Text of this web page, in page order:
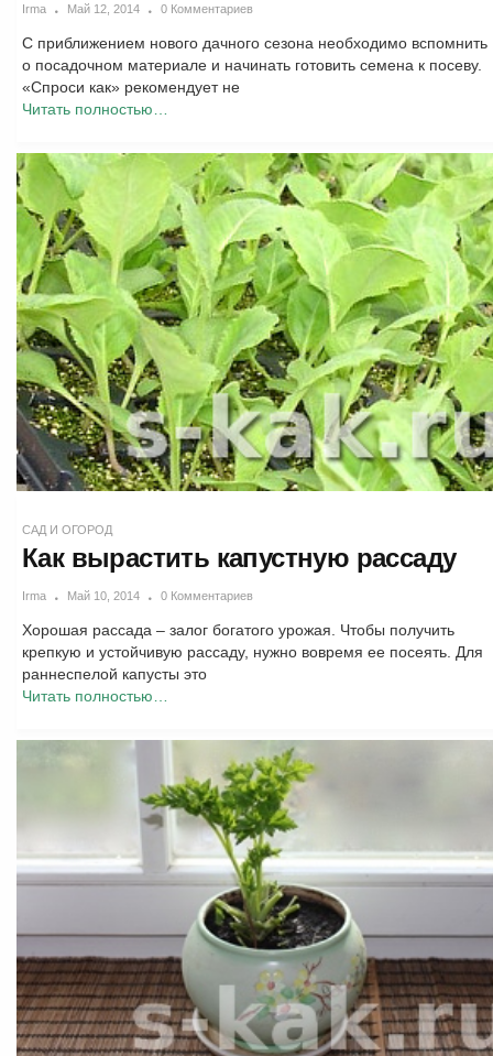
Irma Май 12, 2014 0 Комментариев
С приближением нового дачного сезона необходимо вспомнить
о посадочном материале и начинать готовить семена к посеву.
«Спроси как» рекомендует не
Читать полностью…
САД И ОГОРОД
Как вырастить капустную рассаду
Irma Май 10, 2014 0 Комментариев
Хорошая рассада – залог богатого урожая. Чтобы получить
крепкую и устойчивую рассаду, нужно вовремя ее посеять. Для
раннеспелой капусты это
Читать полностью…